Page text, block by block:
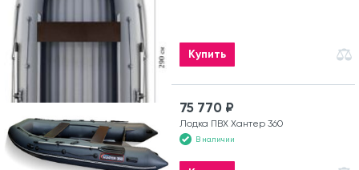
Купить
75 770 ₽
Лодка ПВХ Хантер 360
В наличии